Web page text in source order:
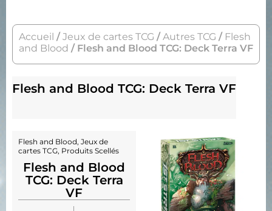
Accueil /Jeux de cartes TCG /Autres TCG / Flesh
and Blood / Flesh and Blood TCG: Deck Terra VF
Flesh and Blood TCG: Deck Terra VF
Flesh and Blood, Jeux de
cartes TCG, Produits Scellés
Flesh and Blood
TCG: Deck Terra
VF